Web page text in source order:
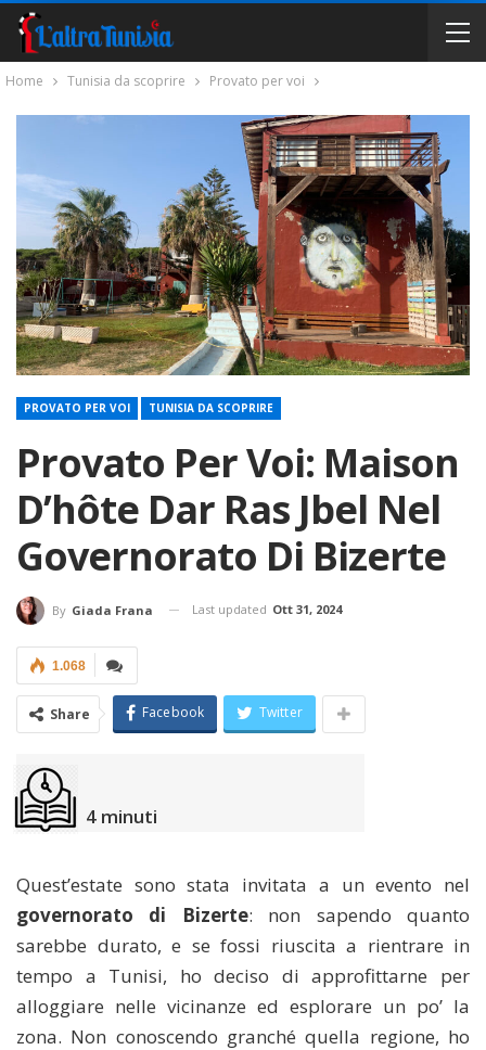
Home Tunisia da scoprire Provato per voi
PROVATO PER VOI TUNISIA DA SCOPRIRE
Provato Per Voi: Maison
D’hôte Dar Ras Jbel Nel
Governorato Di Bizerte
By Giada Frana Last updated Ott 31, 2024
1.068
Share Facebook Twitter
4 minuti
Quest’estate sono stata invitata a un evento nel
governorato di Bizerte: non sapendo quanto
sarebbe durato, e se fossi riuscita a rientrare in
tempo a Tunisi, ho deciso di approfittarne per
alloggiare nelle vicinanze ed esplorare un po’ la
zona. Non conoscendo granché quella regione, ho